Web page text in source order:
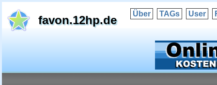
favon.12hp.de Über TAGs User